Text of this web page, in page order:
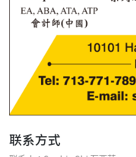
联系方式